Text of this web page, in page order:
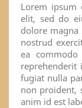
Lorem ipsum
elit, sed do
dolore
nostrud
ea
reprehenderit
fugiat nulla
non proident,
anim id est